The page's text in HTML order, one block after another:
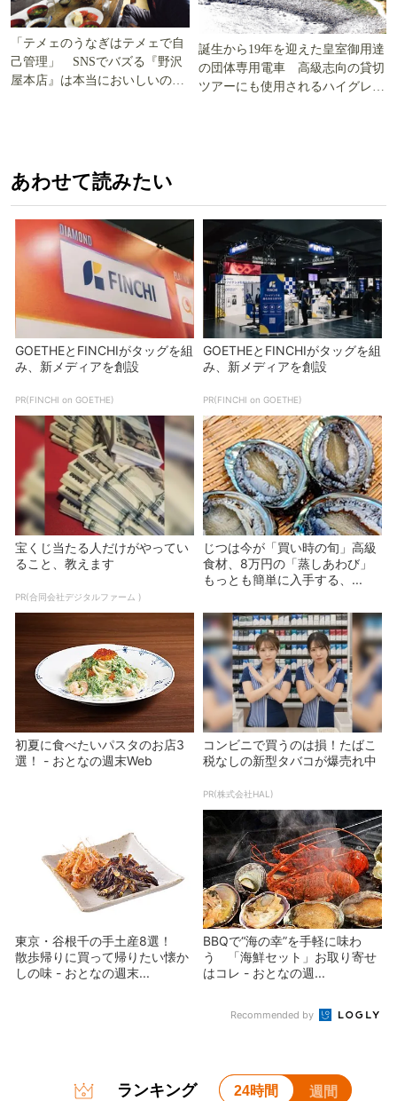
「テメェのうなぎはテメェで自
己管理」 SNSでバズる『野沢
屋本店』は本当においしいの
誕生から19年を迎えた皇室御用達
の団体専用電車 高級志向の貸切
ツアーにも使用されるハイグレー
あわせて読みたい
GOETHEとFINCHIがタッグを組
み、新メディアを創設
PR(FINCHI on GOETHE)
GOETHEとFINCHIがタッグを組
み、新メディアを創設
PR(FINCHI on GOETHE)
宝くじ当たる人だけがやってい
ること、教えます
PR(合同会社デジタルファーム )
じつは今が「買い時の旬」高級
食材、8万円の「蒸しあわび」
もっとも簡単に入手する、...
初夏に食べたいパスタのお店3
選！ - おとなの週末Web
コンビニで買うのは損！たばこ
税なしの新型タバコが爆売れ中
PR(株式会社HAL)
東京・谷根千の手土産8選！
散歩帰りに買って帰りたい懐か
しの味 - おとなの週末...
BBQで“海の幸”を手軽に味わ
う 「海鮮セット」お取り寄せ
はコレ - おとなの週...
Recommended by
ランキング 24時間 週間